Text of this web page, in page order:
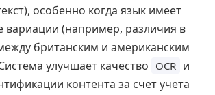
особенно когда язык имеет
вариации (например, различия в
британским и американским
улучшает качество OCR и
контента за счет учета